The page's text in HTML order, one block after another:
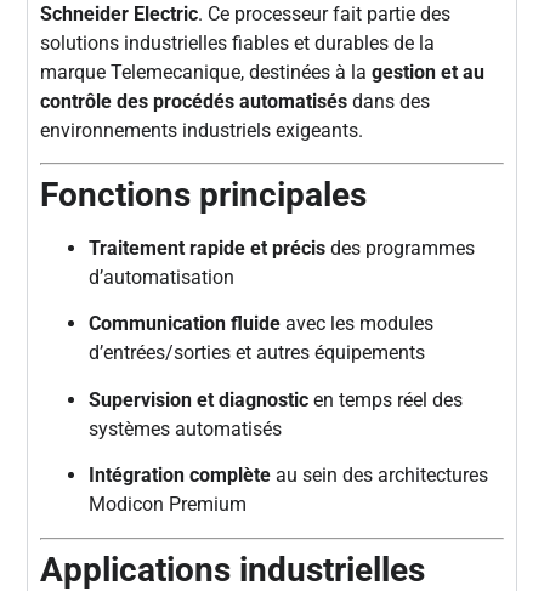
Schneider Electric. Ce processeur fait partie des
solutions industrielles fiables et durables de la
marque Telemecanique, destinées à lagestion et au
contrôle des procédés automatisés dans des
environnements industriels exigeants.
Fonctions principales
Traitement rapide et précis des programmes
d’automatisation
Communication fluide avec les modules
d’entrées/sorties et autres équipements
Supervision et diagnostic en temps réel des
systèmes automatisés
Intégration complète au sein des architectures
Modicon Premium
Applications industrielles